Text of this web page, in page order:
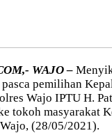
WAJO –
pemilihan
Wajo IPTU H.
tokoh masyarakat
(28/05/2021).